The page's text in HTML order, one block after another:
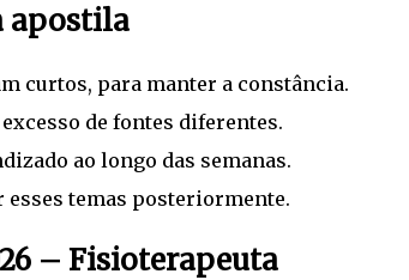
apostila
curtos, para manter a constância.
de fontes diferentes.
ao longo das semanas.
temas posteriormente.
– Fisioterapeuta